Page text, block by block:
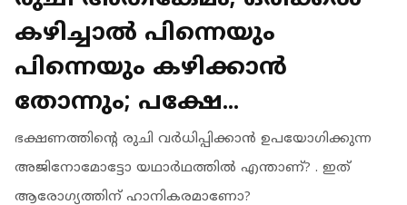
കഴിച്ചാല്‍ പിന്നെയും
പിന്നെയും കഴിക്കാന്‍
തോന്നും; പക്ഷേ...
ഭക്ഷണത്തിന്റെ രുചി വര്‍ധിപ്പിക്കാന്‍ ഉപയോഗിക്കുന്ന
അജിനോമോട്ടോ യഥാര്‍ഥത്തില്‍ എന്താണ്? . ഇത്
ആരോഗ്യത്തിന് ഹാനികരമാണോ?